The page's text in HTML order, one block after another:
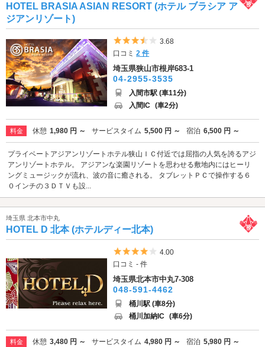
HOTEL BRASIA ASIAN RESORT (ホテル ブラシア ア
ジアンリゾート)
5つ星のうち3.5
3.68
口コミ2 件
埼玉県狭山市根岸683-1
04-2955-3535
入間市駅 (車11分)
入間IC (車2分)
料金 休憩 1,980 円 ～ サービスタイム 5,500 円 ～ 宿泊 6,500 円 ～
プライベートアジアンリゾートホテル狭山ＩＣ付近では屈指の人気を誇るアジ
アンリゾートホテル。 アジアンな楽園リゾートを思わせる敷地内にはヒーリ
ングミュージックが流れ、波の音に癒される。 タブレットＰＣで操作する６
０インチの３ＤＴＶも設...
埼玉県 北本市中丸
HOTEL D 北本 (ホテルディー北本)
5つ星のうち4
4.00
口コミ - 件
埼玉県北本市中丸7-308
048-591-4462
桶川駅 (車8分)
桶川加納IC (車6分)
料金 休憩 3,480 円 ～ サービスタイム 4,980 円 ～ 宿泊 5,980 円 ～